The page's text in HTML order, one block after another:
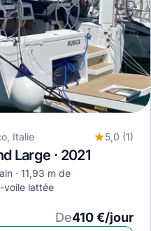
Italie 5,0 (1)
Large · 2021
11,93 m de
voile lattée
De410 €/jour